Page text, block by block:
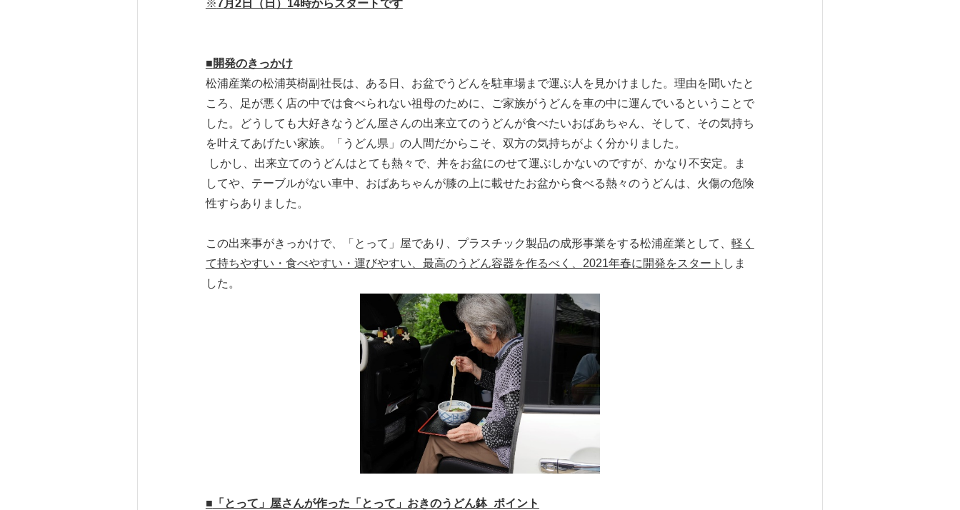
※7月 2日（日） 14時からスタートです
■開発のきっかけ
松浦産業の松浦英樹副社長は、ある日、お盆でうどんを駐車場まで運ぶ人を見かけました。理由を聞いたと
ころ、足が悪く店の中では食べられない祖母のために、ご家族がうどんを車の中に運んでいるということで
した。どうしても大好きなうどん屋さんの出来立てのうどんが食べたいおばあちゃん、そして、その気持ち
を叶えてあげたい家族。「うどん県」の人間だからこそ、双方の気持ちがよく分かりました。
しかし、出来立てのうどんはとても熱々で、丼をお盆にのせて運ぶしかないのですが、かなり不安定。ま
してや、テーブルがない車中、おばあちゃんが膝の上に載せたお盆から食べる熱々のうどんは、火傷の危険
性すらありました。
この出来事がきっかけで、「とって」屋であり、プラスチック製品の成形事業をする松浦産業として、 軽く
て持ちやすい・食べやすい・運びやすい、最高のうどん容器を作るべく、 2021年春に開発をスタート しま
した。
■ 「とって」屋さんが作った「とって」おきのうどん鉢_ ポイント
Japanese